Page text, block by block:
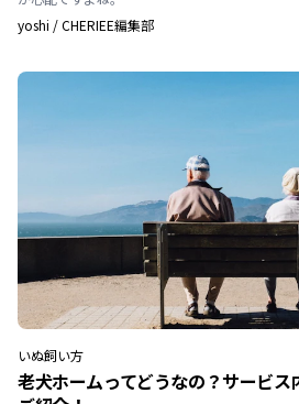
yoshi /CHERIEE編集部
いぬ飼い方
老犬ホームってどうなの？サービ